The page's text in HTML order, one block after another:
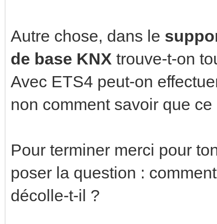
Autre chose, dans le
de base KNX trouve-t-on
Avec ETS4 peut-on
non comment savoir que
Pour terminer merci pour
poser la question :
décolle-t-il ?